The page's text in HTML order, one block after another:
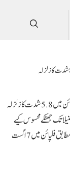
منیلا (اے بی این نیوز)فلپائن میں 5.8 شدت کا زلزلہ
تک جھٹکے محسوس کیے
گئے۔ میڈیا رپورٹس کے مطابق فلپائن میں 7 اگست